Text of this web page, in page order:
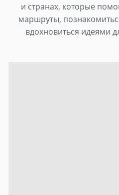
и странах, которые
маршруты,
вдохновиться идеями